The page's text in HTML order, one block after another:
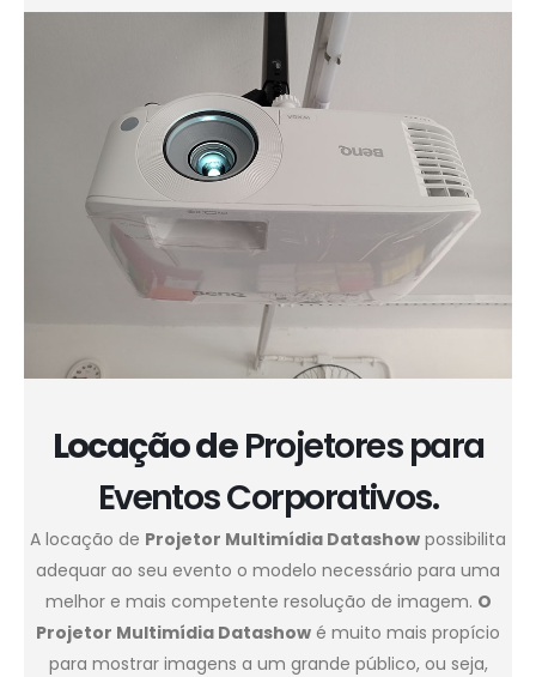
Locação deProjetores para
Eventos Corporativos.
A locação de Projetor Multimídia Datashow possibilita
adequar ao seu evento o modelo necessário para uma
melhor e mais competente resolução de imagem. O
Projetor Multimídia Datashow é muito mais propício
para mostrar imagens a um grande público, ou seja,